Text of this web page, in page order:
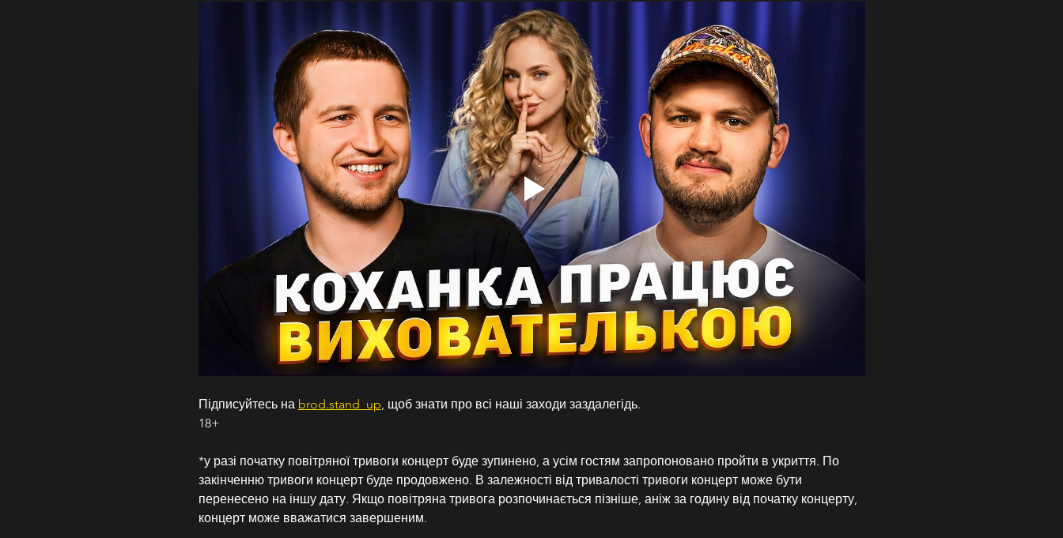
Підписуйтесь на brod.stand_up, щоб знати про всі наші заходи заздалегідь.
18+
*у разі початку повітряної тривоги концерт буде зупинено, а усім гостям запропоновано пройти в укриття. По
закінченню тривоги концерт буде продовжено. В залежності від тривалості тривоги концерт може бути
перенесено на іншу дату. Якщо повітряна тривога розпочинається пізніше, аніж за годину від початку концерту,
концерт може вважатися завершеним.